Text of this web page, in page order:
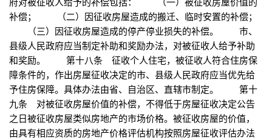
补偿； （二）因征收房屋造成的搬迁、临时安置的补偿；
（三）因征收房屋造成的停产停业损失的补偿。 市、
县级人民政府应当制定补助和奖励办法，对被征收人给予补助
和奖励。 第十八条 征收个人住宅，被征收人符合住房保
障条件的，作出房屋征收决定的市、县级人民政府应当优先给
予住房保障。具体办法由省、自治区、直辖市制定。 第十
九条 对被征收房屋价值的补偿，不得低于房屋征收决定公告
之日被征收房屋类似房地产的市场价格。被征收房屋的价值，
由具有相应资质的房地产价格评估机构按照房屋征收评估办法